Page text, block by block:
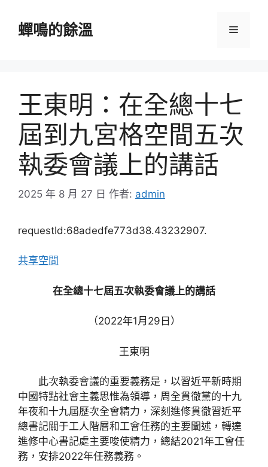
蟬鳴的餘溫 選
王東明：在全總十七
屆到九宮格空間五次
執委會議上的講話
2025 年 8 月 27 日 作者: admin
requestId:68adedfe773d38.43232907.
共享空間
在全總十七屆五次執委會議上的講話
（2022年1月29日）
王東明
此次執委會議的重要義務是，以習近平新時期
中國特點社會主義思惟為領導，周全貫徹黨的十九
年夜和十九屆歷次全會精力，深刻進修貫徹習近平
總書記關于工人階層和工會任務的主要闡述，轉達
進修中心書記處主要唆使精力，總結2021年工會任
務，安排2022年任務義務。